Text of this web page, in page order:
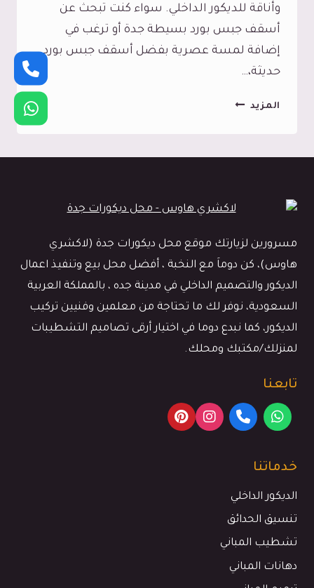
وأناقة للديكور الداخلي. سواء كنت تبحث عن
أسقف جبس بورد بسيطة جدة أو ترغب في
إضافة لمسة عصرية بفضل أسقف جبس بورد
حديثة،…
المزيدتركيب
اسقف
مسرورين لزيارتك موقع محل ديكورات جدة (لاكشري
هاوس)، كن دوماَ مع النخبة ، أفضل محل بيع وتنفيذ اعمال
الديكور والتصميم الداخلي في مدينة جده ، بالمملكة العربية
السعودية، نوفر لك ما تحتاجة من معلمين وفنيين تركيب
الديكور، كما نبدع دوما في اختيار أرقى تصاميم التشطيبات
لمنزلك/مكتبك ومحلك.
تابعنا
خدماتنا
الديكور الداخلي
تنسيق الحدائق
تشطيب المباني
دهانات المباني